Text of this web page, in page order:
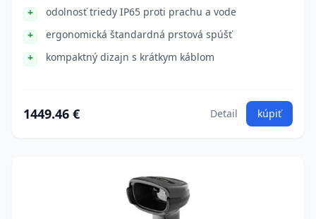
odolnosť triedy IP65 proti prachu a vode
ergonomická štandardná prstová spúšť
kompaktný dizajn s krátkym káblom
1449.46 € Detail kúpiť